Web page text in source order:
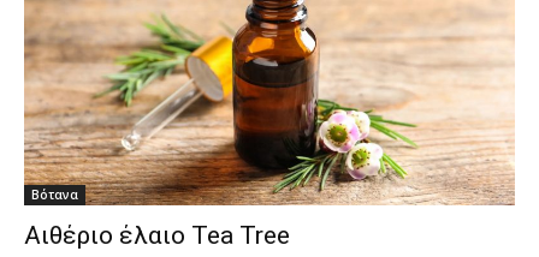
Βότανα
Αιθέριο έλαιο Tea Tree